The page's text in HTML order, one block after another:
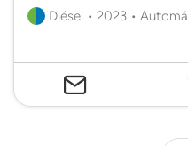
Diésel • 2023 •